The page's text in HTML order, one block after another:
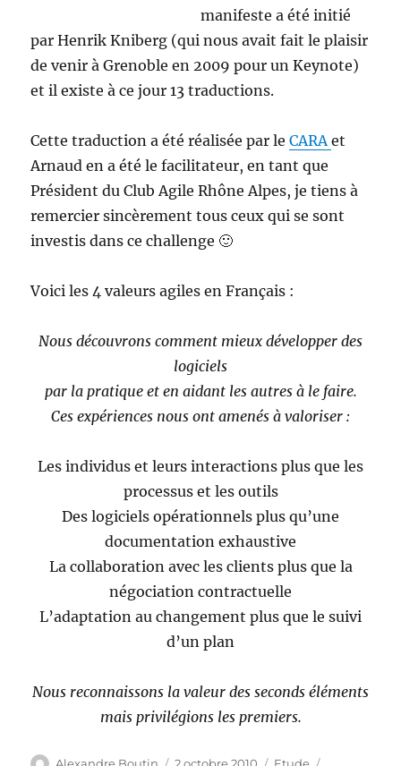
manifeste a été initié
par Henrik Kniberg (qui nous avait fait le plaisir
de venir à Grenoble en 2009 pour un Keynote)
et il existe à ce jour 13 traductions.
Cette traduction a été réalisée par leCARAet
Arnaud en a été le facilitateur, en tant que
Président du Club Agile Rhône Alpes, je tiens à
remercier sincèrement tous ceux qui se sont
investis dans ce challenge 🙂
Voici les 4 valeurs agiles en Français :
Nous découvrons comment mieux développer des
logiciels
par la pratique et en aidant les autres à le faire.
Ces expériences nous ont amenés à valoriser :
Les individus et leurs interactions plus que les
processus et les outils
Des logiciels opérationnels plus qu’une
documentation exhaustive
La collaboration avec les clients plus que la
négociation contractuelle
L’adaptation au changement plus que le suivi
d’un plan
Nous reconnaissons la valeur des seconds éléments
mais privilégions les premiers.
Auteur
Publié
Catégories